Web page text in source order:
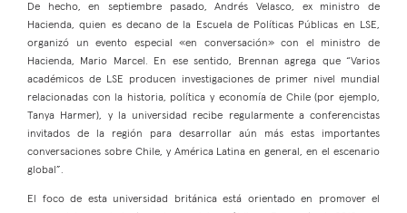
De hecho, en septiembre pasado, Andrés Velasco, ex ministro de
Hacienda, quien es decano de la Escuela de Políticas Públicas en LSE,
organizó un evento especial «en conversación» con el ministro de
Hacienda, Mario Marcel. En ese sentido, Brennan agrega que “Varios
académicos de LSE producen investigaciones de primer nivel mundial
relacionadas con la historia, política y economía de Chile (por ejemplo,
Tanya Harmer), y la universidad recibe regularmente a conferencistas
invitados de la región para desarrollar aún más estas importantes
conversaciones sobre Chile, y América Latina en general, en el escenario
global”.
El foco de esta universidad británica está orientado en promover el